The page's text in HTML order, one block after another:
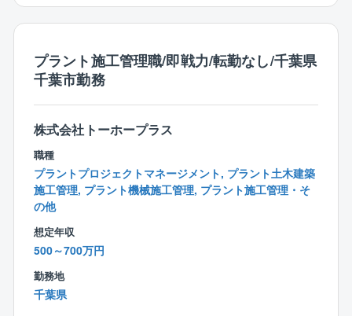
先輩の現場に補助として入り流れを習得。2～3年後に
は、ひとりで現場を取り仕切れるようになります。
【同社の解体工事業務の特徴】
■働きやすさ
⇒2017年に上場したため勤怠管理も徹底しており、残
業は平均30h程度。解体工事だと「資材発注がない」
「建造中、後の品質管理やフォローがない」「作成書
類が少ない」といった事情から、トラブルや事務作業
います。
また、工期も1～3カ月ほどの短いものが多く、夜勤
もありません。会社としても定年まで働いて頂ける環
境を目指しており、所得補償保険など福利厚生も充実
プラント施工管理職/即戦力/転勤なし/千葉県
千葉市勤務
株式会社トーホープラス
職種
プラントプロジェクトマネージメント, プラント土木建築
施工管理, プラント機械施工管理, プラント施工管理・そ
の他
想定年収
500～700万円
勤務地
千葉県